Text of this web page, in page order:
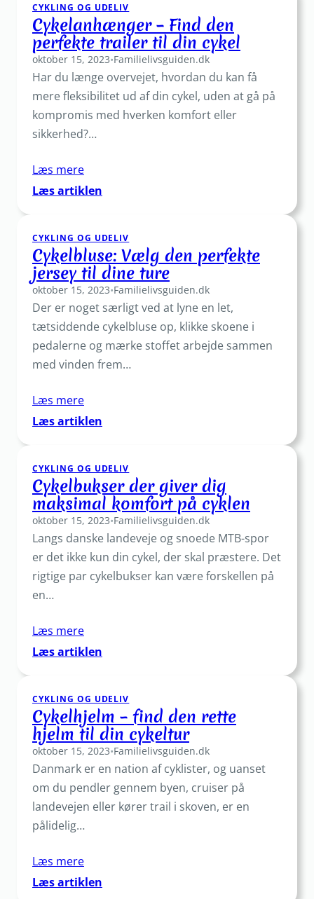
næste
cykel
her
CYKLING OG UDELIV
Cykelanhænger – Find den
perfekte trailer til din cykel
oktober 15, 2023•Familielivsguiden.dk
Har du længe overvejet, hvordan du kan få
mere fleksibilitet ud af din cykel, uden at gå på
kompromis med hverken komfort eller
sikkerhed?…
Læs mere
Læs artiklen
Find
den
perfekte
trailer
til
din
cykel
CYKLING OG UDELIV
Cykelbluse: Vælg den perfekte
jersey til dine ture
oktober 15, 2023•Familielivsguiden.dk
Der er noget særligt ved at lyne en let,
tætsiddende cykelbluse op, klikke skoene i
pedalerne og mærke stoffet arbejde sammen
med vinden frem…
Læs mere
Læs artiklen
den
perfekte
jersey
til
dine
ture
CYKLING OG UDELIV
Cykelbukser der giver dig
maksimal komfort på cyklen
oktober 15, 2023•Familielivsguiden.dk
Langs danske landeveje og snoede MTB-spor
er det ikke kun din cykel, der skal præstere. Det
rigtige par cykelbukser kan være forskellen på
en…
Læs mere
Læs artiklen
giver
dig
maksimal
komfort
på
cyklen
CYKLING OG UDELIV
Cykelhjelm – find den rette
hjelm til din cykeltur
oktober 15, 2023•Familielivsguiden.dk
Danmark er en nation af cyklister, og uanset
om du pendler gennem byen, cruiser på
landevejen eller kører trail i skoven, er en
pålidelig…
Læs mere
Læs artiklen